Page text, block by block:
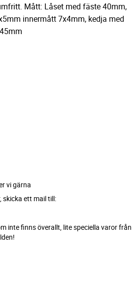
Mått: Låset med fäste 40mm,
innermått 7x4mm, kedja med
vi gärna
skicka ett mail till:
inte finns överallt, lite speciella varor från